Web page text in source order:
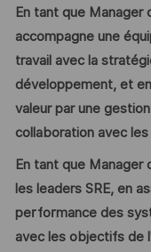
En tant que Manager
accompagne une
travail avec la
développement, et
valeur par une
collaboration avec
En tant que Manager
les leaders SRE, en
performance des
avec les objectifs de